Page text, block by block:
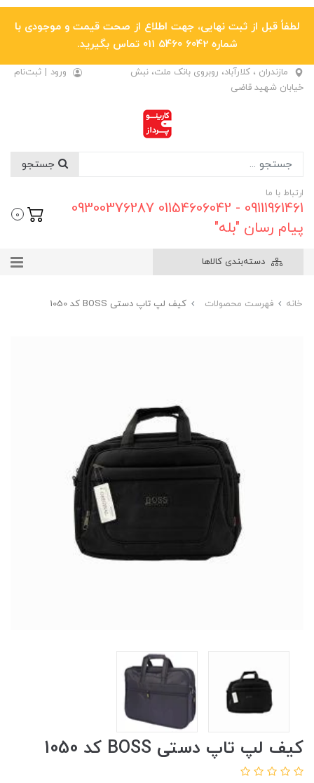
لطفاً قبل از ثبت نهایی، جهت اطلاع از صحت قیمت و موجودی با
شماره 6042 5460 011 تماس بگیرید.
مازندران ، کلارآباد، روبروی بانک ملت، نبش
خیابان شهید قاضی
ورود | ثبت‌نام
ارتباط با ما
09111961461 - 01154606042 09300376287
پیام رسان "بله"
0
دسته‌بندی کالاها
خانه فهرست محصولات کیف لپ تاپ دستی BOSS کد 1050
کیف لپ تاپ دستی BOSS کد 1050